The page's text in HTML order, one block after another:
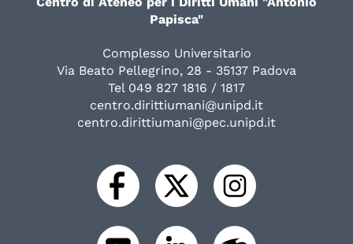
Papisca"
Complesso Universitario
Via Beato Pellegrino, 28 - 35137 Padova
Tel 049 827 1816 / 1817
centro.dirittiumani@unipd.it
centro.dirittiumani@pec.unipd.it